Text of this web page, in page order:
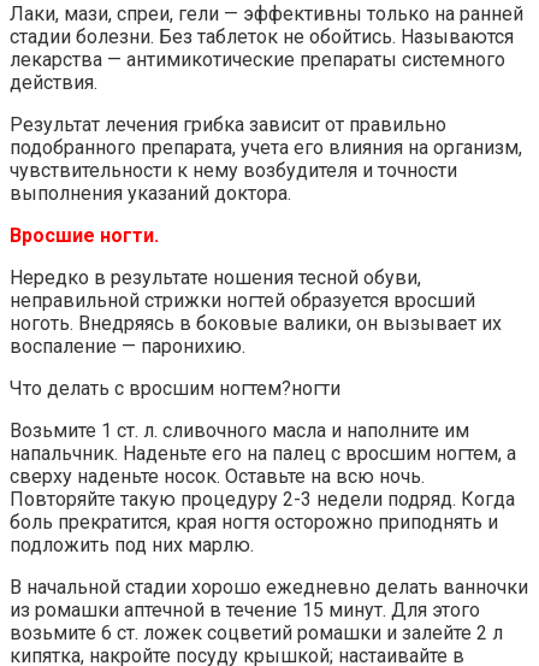
Лаки, мази, спреи, гели — эффективны только на ранней
стадии болезни. Без таблеток не обойтись. Называются
лекарства — антимикотические препараты системного
действия.
Результат лечения грибка зависит от правильно
подобранного препарата, учета его влияния на организм,
чувствительности к нему возбудителя и точности
выполнения указаний доктора.
Вросшие ногти.
Нередко в результате ношения тесной обуви,
неправильной стрижки ногтей образуется вросший
ноготь. Внедряясь в боковые валики, он вызывает их
воспаление — паронихию.
Что делать с вросшим ногтем?ногти
Возьмите 1 ст. л. сливочного масла и наполните им
напальчник. Наденьте его на палец с вросшим ногтем, а
сверху наденьте носок. Оставьте на всю ночь.
Повторяйте такую процедуру 2-3 недели подряд. Когда
боль прекратится, края ногтя осторожно приподнять и
подложить под них марлю.
В начальной стадии хорошо ежедневно делать ванночки
из ромашки аптечной в течение 15 минут. Для этого
возьмите 6 ст. ложек соцветий ромашки и залейте 2 л
кипятка, накройте посуду крышкой; настаивайте в